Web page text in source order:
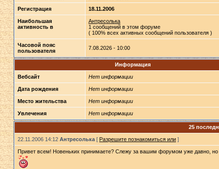
Регистрация 18.11.2006
Наибольшая
активность в
Антресолька
1 сообщений в этом форуме
( 100% всех активных сообщений пользователя )
Часовой пояс
пользователя
7.08.2026 - 10:00
Информация
Вебсайт Нет информации
Дата рождения Нет информации
Место жительства Нет информации
Увлечения Нет информации
25
22.11.2006 14:12 Антресолька[ Разрешите познакомиться или]
Привет всем! Новеньких принимаете? Слежу за вашим форумом уже давно, но